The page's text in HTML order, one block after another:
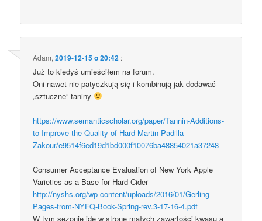
Adam,2019-12-15 o 20:42 :
Już to kiedyś umieściłem na forum.
Oni nawet nie patyczkują się i kombinują jak dodawać
„sztuczne” taniny
https://www.semanticscholar.org/paper/Tannin-Additions-
to-Improve-the-Quality-of-Hard-Martin-Padilla-
Zakour/e9514f6ed19d1bd000f10076ba48854021a37248
Consumer Acceptance Evaluation of New York Apple
Varieties as a Base for Hard Cider
http://nyshs.org/wp-content/uploads/2016/01/Gerling-
Pages-from-NYFQ-Book-Spring-rev.3-17-16-4.pdf
W tym sezonie idę w stronę małych zawartości kwasu a